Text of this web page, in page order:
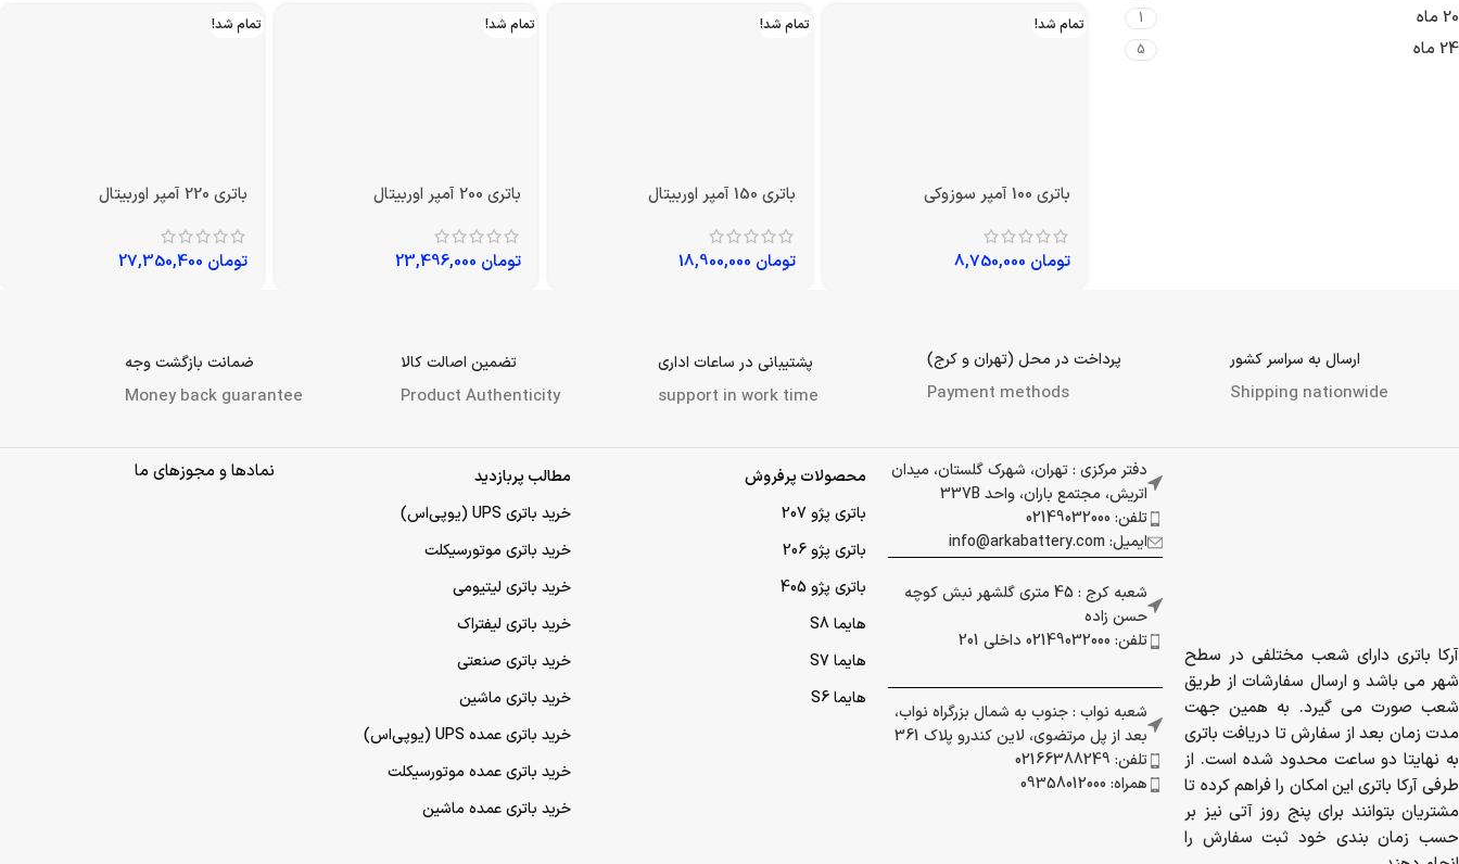
20 ماه 1
24 ماه 5
تمام شد!
تومان8,750,000
تمام شد!
تومان 18,900,000
تمام شد!
تومان23,496,000
تمام شد!
تومان
پرداخت در محل (تهران و کرج)
Payment methods
پشتیبانی در ساعات اداری ضمانت بازگشت وجه
آرکا باتری دارای شعب مختلفی در سطح
شهر می باشد و ارسال سفارشات از طریق
شعب صورت می گیرد. به همین جهت
مدت زمان بعد از سفارش تا دریافت باتری
به نهایتا دو ساعت محدود شده است. از
طرفی آرکا باتری این امکان را فراهم کرده تا
مشتریان بتوانند برای پنج روز آتی نیز بر
اتریش، مجتمع باران، واحد 337B
تلفن: 02149032000
ایمیل: info@arkabattery.com
شعبه کرج : 45 متری گلشهر نبش کوچه
حسن زاده
تلفن: 02149032000 داخلی 201
محصولات پرفروش
باتری پژو 207
باتری پژو 206
باتری پژو 405
مطالب پربازدید
خرید باتری UPS (یو‌پی‌اس)
خرید باتری موتورسیکلت
خرید باتری لیتیومی
خرید باتری لیفتراک
خرید باتری صنعتی
خرید باتری ماشین